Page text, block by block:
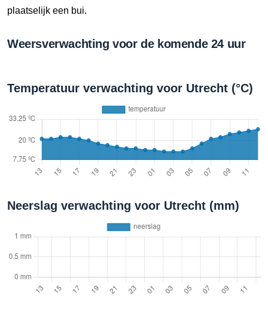
plaatselijk een bui.
Weersverwachting voor de komende 24 uur
Temperatuur verwachting voor Utrecht (°C)
Neerslag verwachting voor Utrecht (mm)